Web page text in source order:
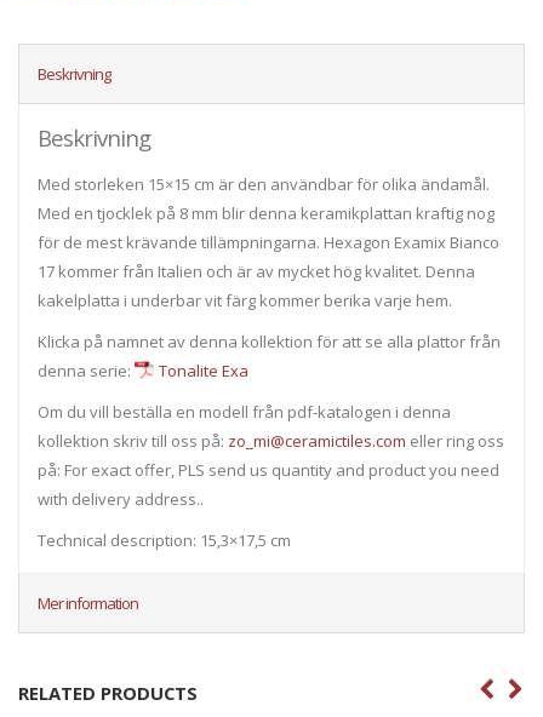
Beskrivning
Beskrivning
Med storleken 15×15 cm är den användbar för olika ändamål.
Med en tjocklek på 8 mm blir denna keramikplattan kraftig nog
för de mest krävande tillämpningarna. Hexagon Examix Bianco
17 kommer från Italien och är av mycket hög kvalitet. Denna
kakelplatta i underbar vit färg kommer berika varje hem.
Klicka på namnet av denna kollektion för att se alla plattor från
denna serie:
Tonalite Exa
Om du vill beställa en modell från pdf-katalogen i denna
kollektion skriv till oss på: zo_mi@ceramictiles.com eller ring oss
på: For exact offer, PLS send us quantity and product you need
with delivery address..
Technical description: 15,3×17,5 cm
Mer information
RELATED PRODUCTS